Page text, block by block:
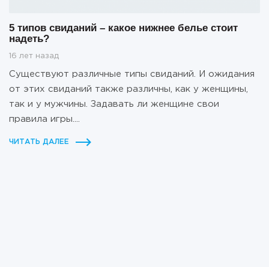
5 типов свиданий – какое нижнее белье стоит
надеть?
16 лет назад
Существуют различные типы свиданий. И ожидания
от этих свиданий также различны, как у женщины,
так и у мужчины. Задавать ли женщине свои
правила игры....
ЧИТАТЬ ДАЛЕЕ